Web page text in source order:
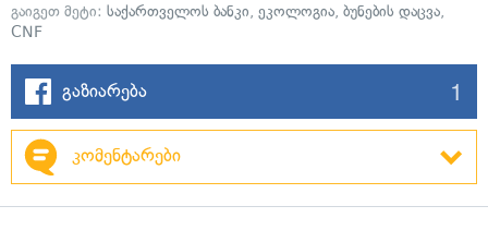
გაიგეთ მეტი: საქართველოს ბანკი, ეკოლოგია, ბუნების დაცვა,
CNF
გაზიარება 1
კომენტარები